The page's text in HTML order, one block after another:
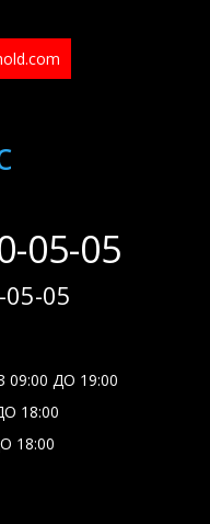
05-05
05
ДО 19:00
18:00
18:00